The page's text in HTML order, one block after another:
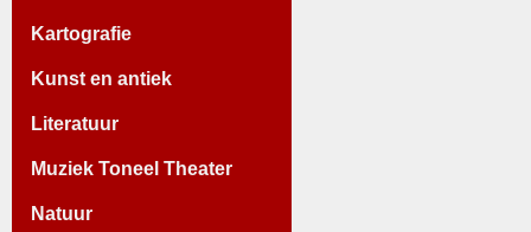
Kartografie
Kunst en antiek
Literatuur
Muziek Toneel Theater
Natuur